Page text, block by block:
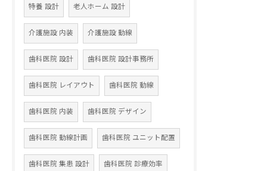
特養 設計 老人ホーム 設計
介護施設 内装 介護施設 動線
歯科医院 設計 歯科医院 設計事務所
歯科医院 レイアウト 歯科医院 動線
歯科医院 内装 歯科医院 デザイン
歯科医院 動線計画 歯科医院 ユニット配置
歯科医院 集患 設計 歯科医院 診療効率